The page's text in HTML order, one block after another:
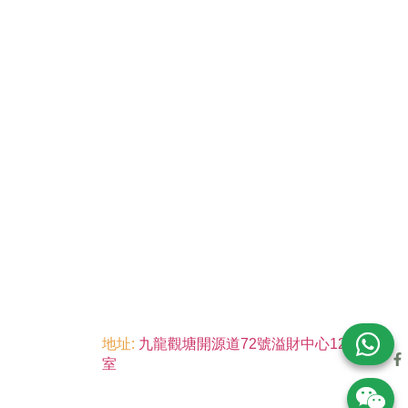
地址: 九龍觀塘開源道72號溢財中心12樓6
室